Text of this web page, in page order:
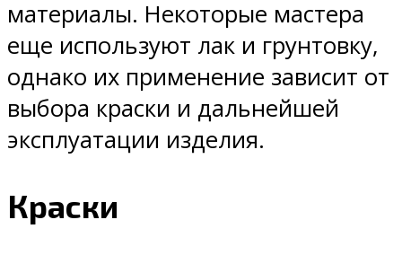
материалы. Некоторые мастера
еще используют лак и грунтовку,
однако их применение зависит от
выбора краски и дальнейшей
эксплуатации изделия.
Краски